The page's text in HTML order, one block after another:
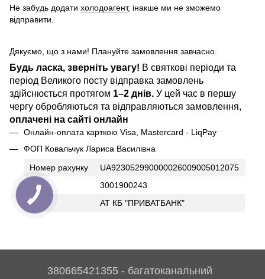
Не забудь додати холодоагент, інакше ми не зможемо
відправити.
Дякуємо, що з нами! Плануйте замовлення завчасно.
Будь ласка, зверніть увагу! В святкові періоди та
період Великого посту відправка замовлень
здійснюється протягом 1–2 днів. У цей час в першу
чергу обробляються та відправляються замовлення,
оплачені на сайті онлайн
Онлайн-оплата карткою Visa, Mastercard - LiqPay
ФОП Ковальчук Лариса Василівна
Номер рахунку
UA923052990000026009005012075
ІПН
3001900243
Банк
АТ КБ "ПРИВАТБАНК"
380665421355 - багатоканальний